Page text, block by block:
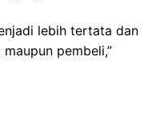
lebih tertata dan
pembeli,”